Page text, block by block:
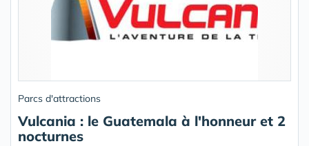
Parcs d'attractions
Vulcania : le Guatemala à l'honneur et 2
nocturnes